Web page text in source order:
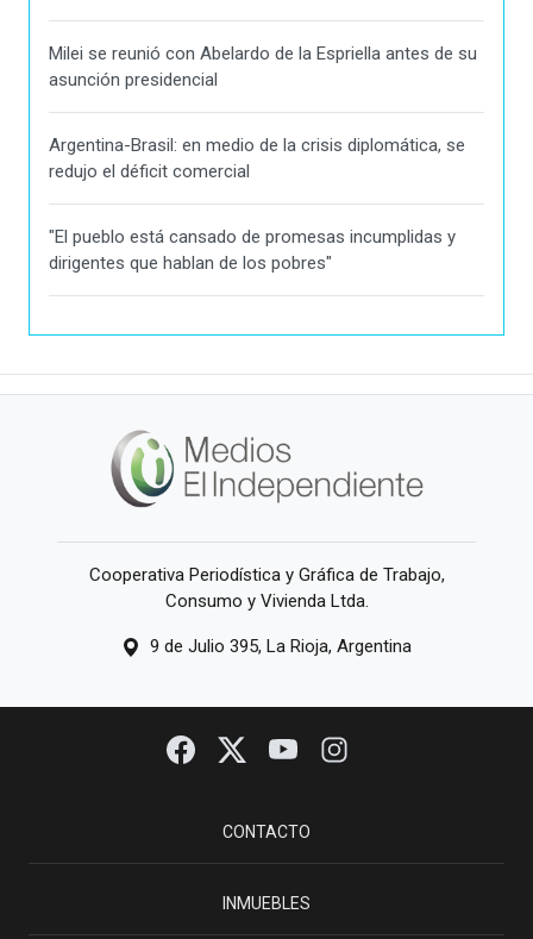
Milei se reunió con Abelardo de la Espriella antes de su
asunción presidencial
Argentina-Brasil: en medio de la crisis diplomática, se
redujo el déficit comercial
"El pueblo está cansado de promesas incumplidas y
dirigentes que hablan de los pobres"
Cooperativa Periodística y Gráfica de Trabajo,
Consumo y Vivienda Ltda.
9 de Julio 395, La Rioja, Argentina
CONTACTO
INMUEBLES